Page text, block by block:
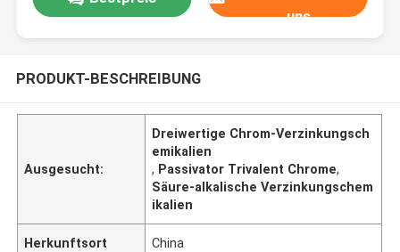
uns
PRODUKT-BESCHREIBUNG
Ausgesucht:
Dreiwertige Chrom-Verzinkungsch
emikalien
, Passivator Trivalent Chrome,
Säure-alkalische Verzinkungschem
ikalien
Herkunftsort China